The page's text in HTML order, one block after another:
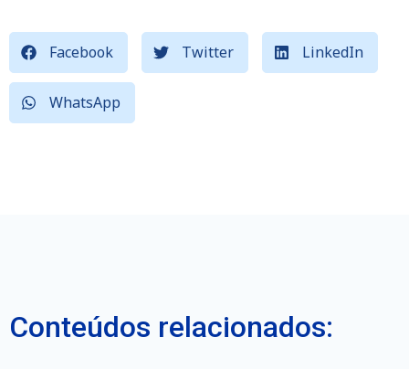
Facebook Twitter LinkedIn
WhatsApp
Conteúdos relacionados: